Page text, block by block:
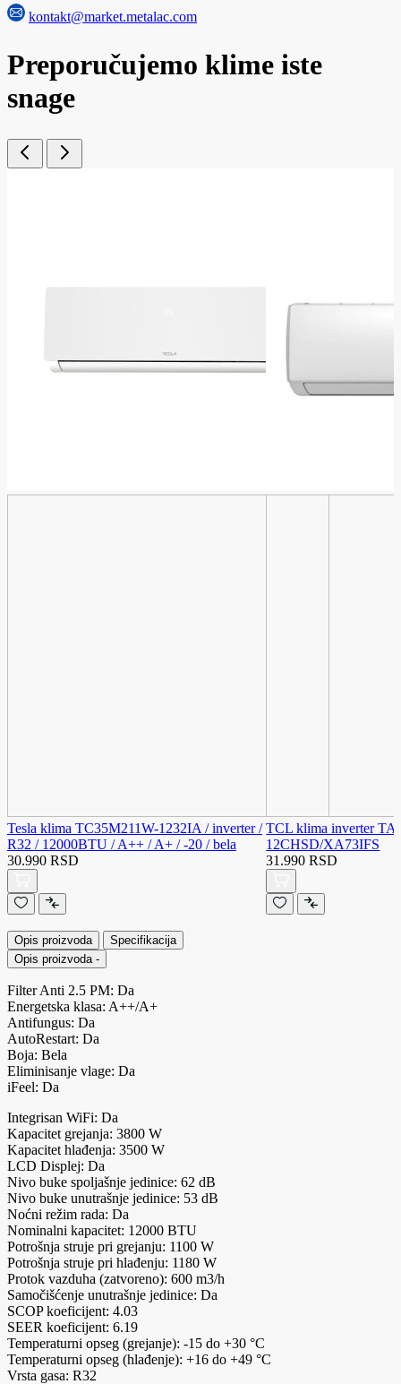
kontakt@market.metalac.com
Preporučujemo klime iste
snage
Tesla klima TC35M211W-1232IA / inverter /
R32 / 12000BTU / A++ / A+ / -20 / bela
30.990 RSD
TCL klima inverter
12CHSD/XA73IFS
31.990 RSD
Opis proizvoda
Specifikacija
Opis proizvoda -
Filter Anti 2.5 PM: Da
Energetska klasa: A++/A+
Antifungus: Da
AutoRestart: Da
Boja: Bela
Eliminisanje vlage: Da
iFeel: Da
Integrisan WiFi: Da
Kapacitet grejanja: 3800 W
Kapacitet hlađenja: 3500 W
LCD Displej: Da
Nivo buke spoljašnje jedinice: 62 dB
Nivo buke unutrašnje jedinice: 53 dB
Noćni režim rada: Da
Nominalni kapacitet: 12000 BTU
Potrošnja struje pri grejanju: 1100 W
Potrošnja struje pri hlađenju: 1180 W
Protok vazduha (zatvoreno): 600 m3/h
Samočišćenje unutrašnje jedinice: Da
SCOP koeficijent: 4.03
SEER koeficijent: 6.19
Temperaturni opseg (grejanje): -15 do +30 °C
Temperaturni opseg (hlađenje): +16 do +49 °C
Vrsta gasa: R32